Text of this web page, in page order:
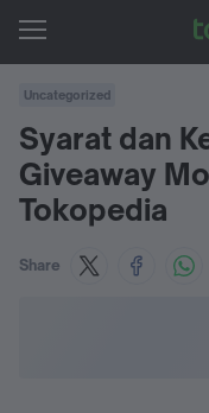
Uncategorized
Syarat dan
Giveaway
Tokopedia
Share